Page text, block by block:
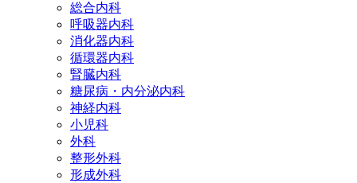
総合内科
呼吸器内科
消化器内科
循環器内科
腎臓内科
糖尿病・内分泌内科
神経内科
小児科
外科
整形外科
形成外科